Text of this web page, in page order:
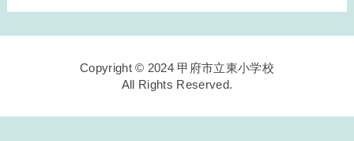
Copyright © 2024 甲府市立東小学校
All Rights Reserved.